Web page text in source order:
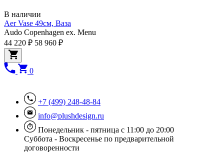
В наличии
Aer Vase 49см, Ваза
Audo Copenhagen ex. Menu
44 220 ₽ 58 960 ₽
0
+7 (499) 248-48-84
info@plushdesign.ru
Понедельник - пятница с 11:00 до 20:00
Суббота - Воскресенье по предварительной
договоренности